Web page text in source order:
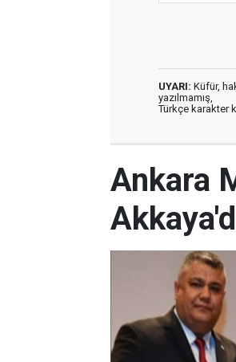
UYARI: Küfür,
yazılmamış,
Türkçe karakter
Ankara